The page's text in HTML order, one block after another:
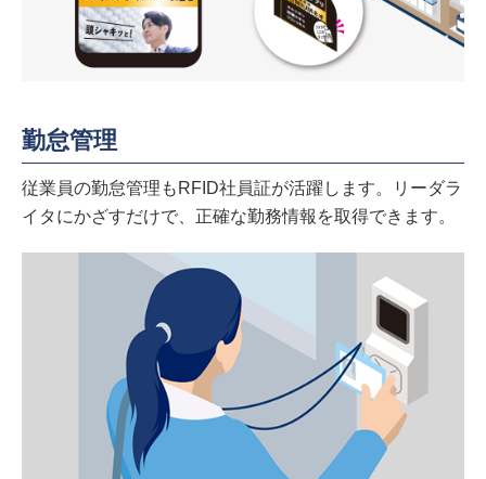
勤怠管理
従業員の勤怠管理もRFID社員証が活躍します。リーダラ
イタにかざすだけで、正確な勤務情報を取得できます。